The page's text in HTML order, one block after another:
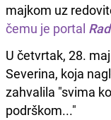
majkom uz
čemu je portal
U četvrtak, 28.
Severina, koja
zahvalila "svima
podrškom..."